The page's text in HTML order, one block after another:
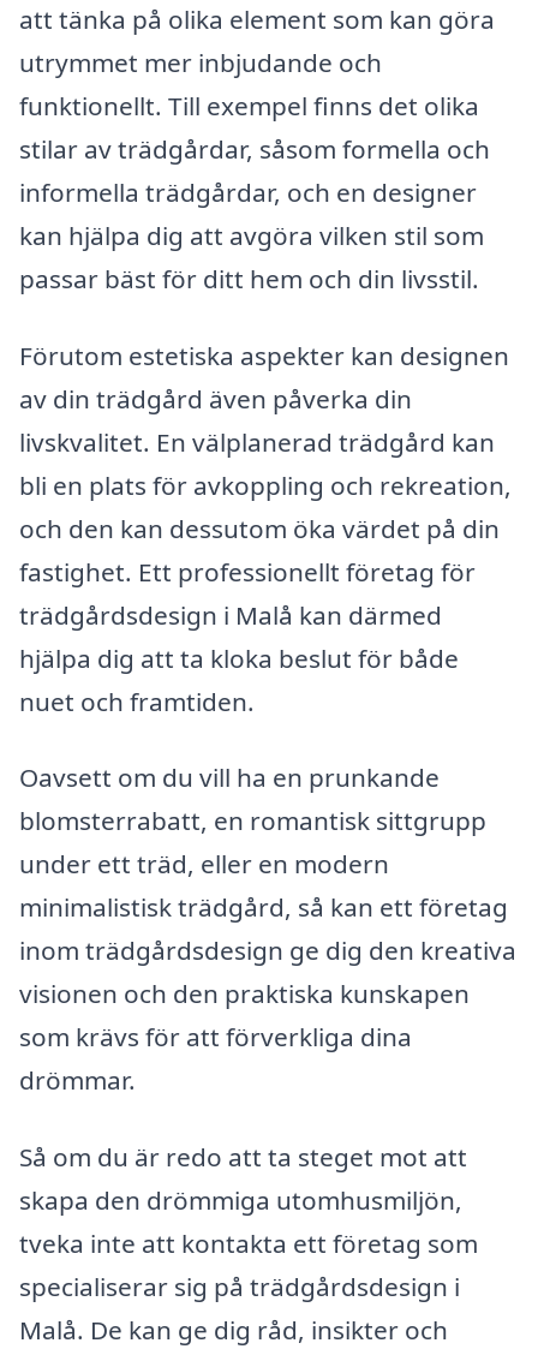
att tänka på olika element som kan göra
utrymmet mer inbjudande och
funktionellt. Till exempel finns det olika
stilar av trädgårdar, såsom formella och
informella trädgårdar, och en designer
kan hjälpa dig att avgöra vilken stil som
passar bäst för ditt hem och din livsstil.
Förutom estetiska aspekter kan designen
av din trädgård även påverka din
livskvalitet. En välplanerad trädgård kan
bli en plats för avkoppling och rekreation,
och den kan dessutom öka värdet på din
fastighet. Ett professionellt företag för
trädgårdsdesign i Malå kan därmed
hjälpa dig att ta kloka beslut för både
nuet och framtiden.
Oavsett om du vill ha en prunkande
blomsterrabatt, en romantisk sittgrupp
under ett träd, eller en modern
minimalistisk trädgård, så kan ett företag
inom trädgårdsdesign ge dig den kreativa
visionen och den praktiska kunskapen
som krävs för att förverkliga dina
drömmar.
Så om du är redo att ta steget mot att
skapa den drömmiga utomhusmiljön,
tveka inte att kontakta ett företag som
specialiserar sig på trädgårdsdesign i
Malå. De kan ge dig råd, insikter och